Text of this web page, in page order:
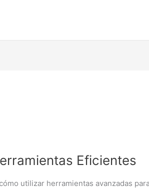
Eficientes
utilizar herramientas avanzadas